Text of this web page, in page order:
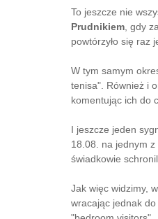
To jeszcze nie
Prudnikiem , gdy
powtórzyło się raz
W tym samym
tenisa". Również i
komentując ich do
I jeszcze jeden
18.08. na jednym z
świadkowie
Jak więc widzimy,
wracając jednak